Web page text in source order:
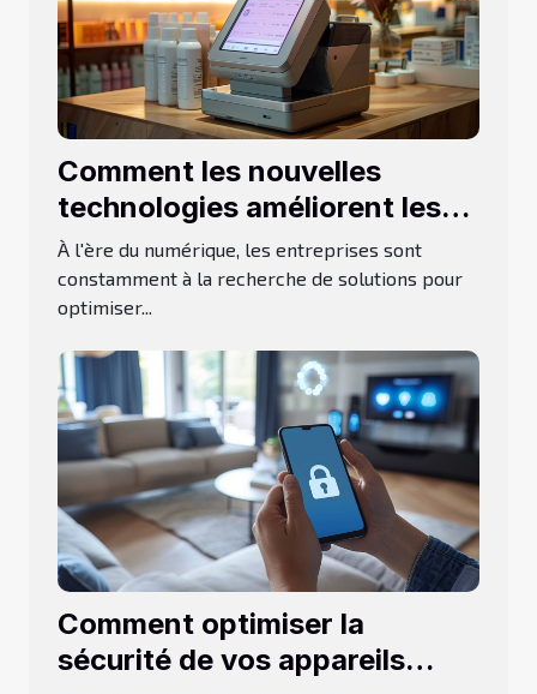
Comment les nouvelles
technologies améliorent les
caisses enregistreuses
À l'ère du numérique, les entreprises sont
constamment à la recherche de solutions pour
optimiser...
Comment optimiser la
sécurité de vos appareils